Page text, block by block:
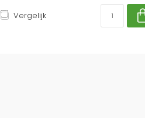
Vergelijk